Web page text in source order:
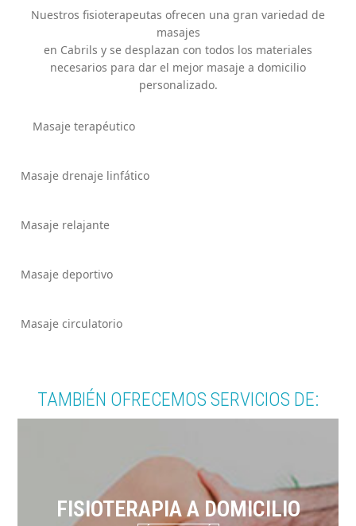
Nuestros fisioterapeutas ofrecen una gran variedad de
masajes
en Cabrils y se desplazan con todos los materiales
necesarios para dar el mejor masaje a domicilio
personalizado.
Masaje terapéutico
Masaje drenaje linfático
Masaje relajante
Masaje deportivo
Masaje circulatorio
TAMBIÉN OFRECEMOS SERVICIOS DE:
FISIOTERAPIA A DOMICILIO